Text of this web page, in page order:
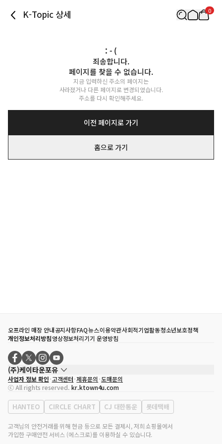
K-Topic 상세 0
: - (
죄송합니다.
페이지를 찾을 수 없습니다.
지금 입력하신 주소의 페이지는
사라졌거나 다른 페이지로 변경되었습니다.
주소를 다시 확인해주세요.
이전 페이지로 가기
홈으로 가기
오프라인 매장 안내공지사항FAQ뉴스이용약관사회적기업활동청소년보호정책
개인정보처리방침영상정보처리기기 운영방침
(주)케이타운포유
대표자
송효민
사업자등록번호
120-87-71116
통신판매업 신고번호 제2011-서울강남-02223
대표전화
02-552-9855
사업자 정보 확인 고객센터 제휴문의 도매문의
ⓒ All rights reserved. kr.ktown4u.com
HANTEO CIRCLE CHART CJ 대한통운 롯데택배
고객님의 안전거래를 위해 현금 등으로 모든 결제시, 저희 쇼핑몰에서
가입한 구매안전 서비스 (에스크로)를 이용하실 수 있습니다.